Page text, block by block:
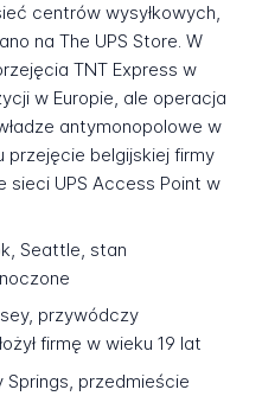
centrów wysyłkowych,
na The UPS Store. W
TNT Express w
w Europie, ale operacja
antymonopolowe w
przejęcie belgijskiej firmy
sieci UPS Access Point w
Seattle, stan
przywódczy
firmę w wieku 19 lat
Springs, przedmieście